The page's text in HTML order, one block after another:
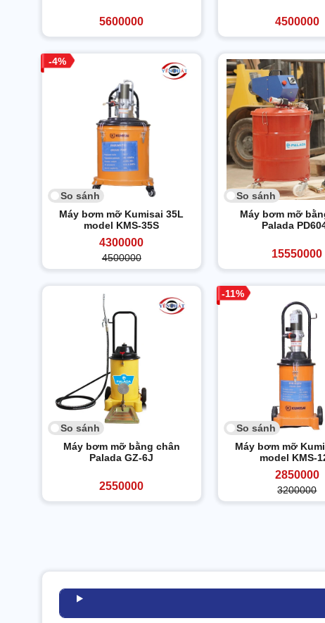
5600000 4500000
4
So sánh
Máy bơm mỡ Kumisai 35L
model KMS-35S
4300000
4500000
So sánh
Máy bơm mỡ
Palada
15550000
So sánh
Máy bơm mỡ bằng chân
Palada GZ-6J
2550000
11
So sánh
Máy bơm mỡ
model KMS-
2850000
3200000